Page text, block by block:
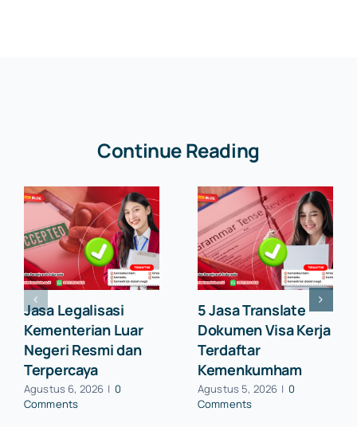
Continue Reading
Jasa Legalisasi
Kementerian Luar
Negeri Resmi dan
Terpercaya
Agustus 6, 2026 | 0
Comments
5 Jasa Translate
Dokumen Visa Kerja
Terdaftar
Kemenkumham
Agustus 5, 2026 | 0
Comments